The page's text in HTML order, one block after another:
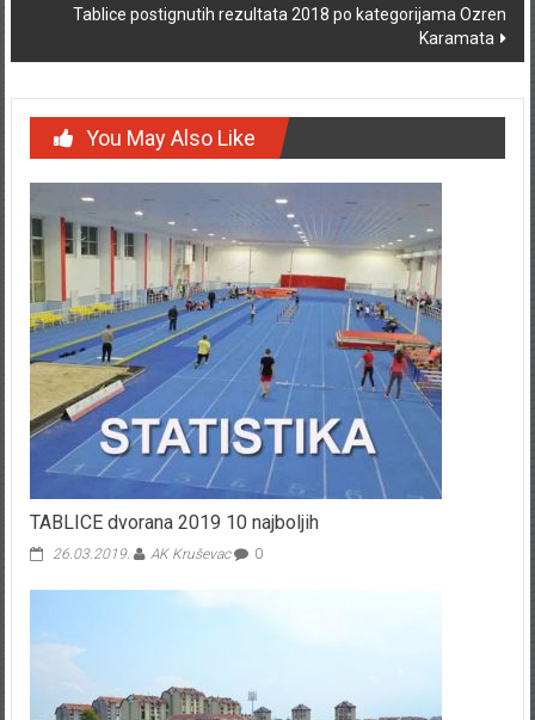
Tablice postignutih rezultata 2018 po kategorijama Ozren
Karamata
You May Also Like
TABLICE dvorana 2019 10 najboljih
26.03.2019. AK Kruševac 0